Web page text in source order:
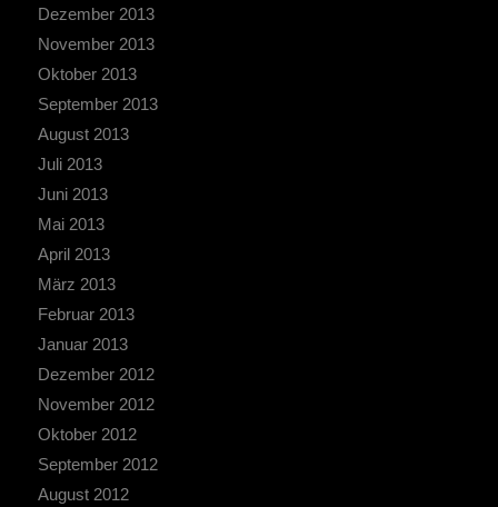
Dezember 2013
November 2013
Oktober 2013
September 2013
August 2013
Juli 2013
Juni 2013
Mai 2013
April 2013
März 2013
Februar 2013
Januar 2013
Dezember 2012
November 2012
Oktober 2012
September 2012
August 2012